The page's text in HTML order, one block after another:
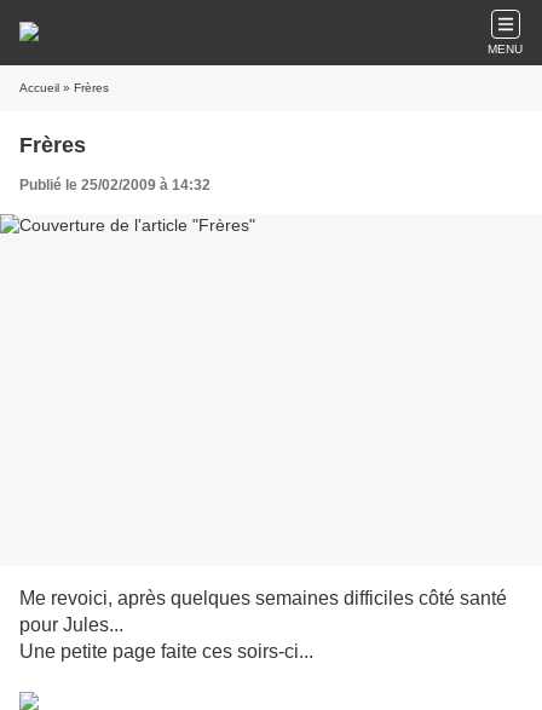
MENU
Accueil » Frères
Frères
Publié le 25/02/2009 à 14:32
Me revoici, après quelques semaines difficiles côté santé
pour Jules...
Une petite page faite ces soirs-ci...